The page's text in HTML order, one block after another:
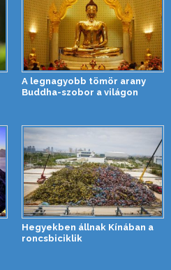
A legnagyobb tömör arany
Buddha-szobor a világon
Hegyekben állnak Kínában a
roncsbiciklik